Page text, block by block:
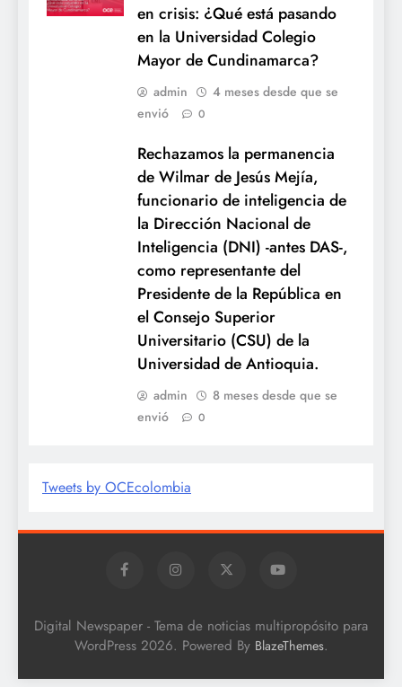
en crisis: ¿Qué está pasando
en la Universidad Colegio
Mayor de Cundinamarca?
admin
4 meses desde que se
envió
0
Rechazamos la permanencia
de Wilmar de Jesús Mejía,
funcionario de inteligencia de
la Dirección Nacional de
Inteligencia (DNI) -antes DAS-,
como representante del
Presidente de la República en
el Consejo Superior
Universitario (CSU) de la
Universidad de Antioquia.
admin
8 meses desde que se
envió
0
Tweets by OCEcolombia
Digital Newspaper - Tema de noticias multipropósito para
WordPress 2026. Powered By BlazeThemes.